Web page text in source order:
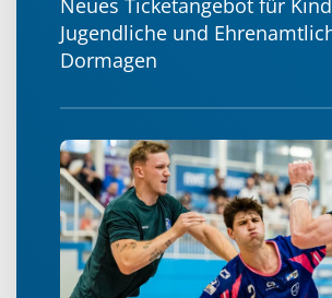
Neues Ticketangebot für
Jugendliche und
Dormagen